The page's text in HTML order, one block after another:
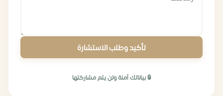
تأكيد وطلب الاستشارة
🔒 بياناتك آمنة ولن يتم مشاركتها